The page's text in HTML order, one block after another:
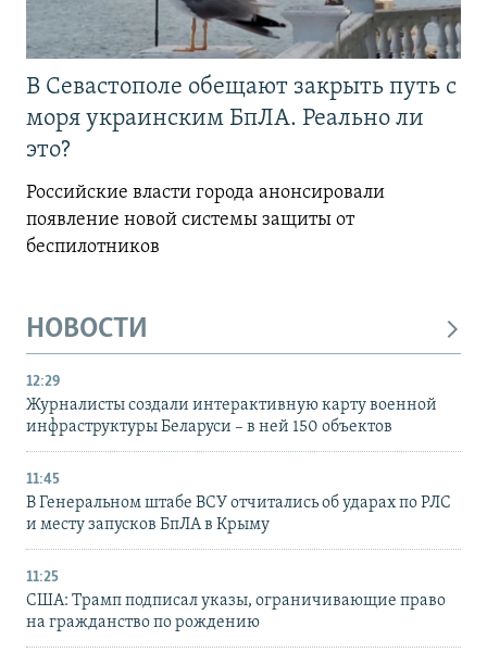
В Севастополе обещают закрыть путь с
моря украинским БпЛА. Реально ли
это?
Российские власти города анонсировали
появление новой системы защиты от
беспилотников
НОВОСТИ
12:29
Журналисты создали интерактивную карту военной
инфраструктуры Беларуси – в ней 150 объектов
11:45
В Генеральном штабе ВСУ отчитались об ударах по РЛС
и месту запусков БпЛА в Крыму
11:25
США: Трамп подписал указы, ограничивающие право
на гражданство по рождению